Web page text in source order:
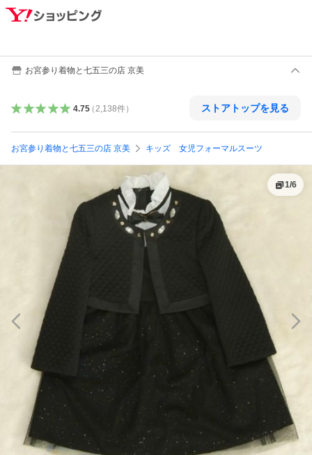
お宮参り着物と七五三の店 京美
4.75（ 2,138件） ストアトップを見る
お宮参り着物と七五三の店 京美 キッズ 女児フォーマルスーツ
1/6